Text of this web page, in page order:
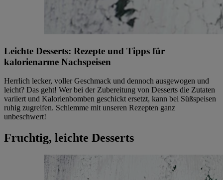
Leichte Desserts: Rezepte und Tipps für
kalorienarme Nachspeisen
Herrlich lecker, voller Geschmack und dennoch ausgewogen und
leicht? Das geht! Wer bei der Zubereitung von Desserts die Zutaten
variiert und Kalorienbomben geschickt ersetzt, kann bei Süßspeisen
ruhig zugreifen. Schlemme mit unseren Rezepten ganz
unbeschwert!
Fruchtig, leichte Desserts